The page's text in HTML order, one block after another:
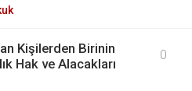
Kişilerden Birinin
Hak ve Alacakları
0